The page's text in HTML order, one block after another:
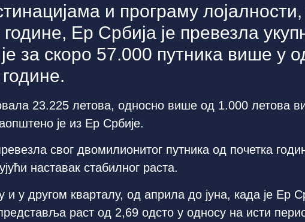
и програму
Ер Србија је превезла
за скоро 57.000 путника више у
23.225 летова, односно више од 1.000 летова
је из Ер Србије.
свог двомилионитог путника од почетка
наставак стабилног раста.
у другом кварталу, од априла до јуна, када је Ер
раст од 2,69 одсто у односу на исти